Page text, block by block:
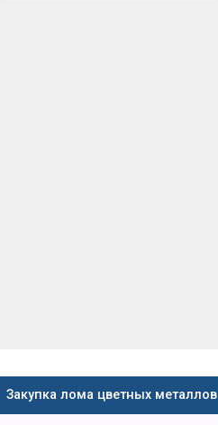
Закупка лома цветных металлов